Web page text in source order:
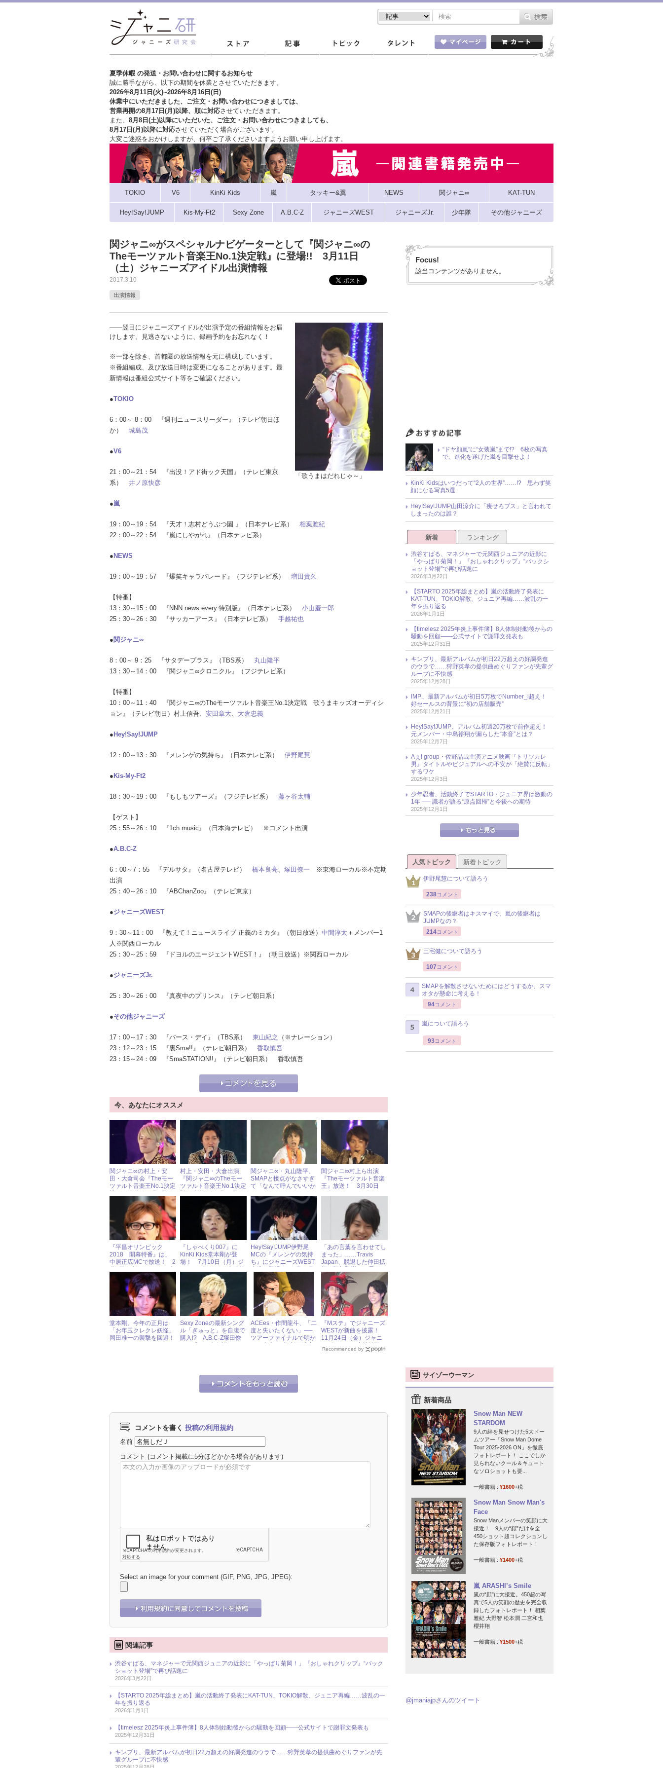
夏季休暇 の発送・お問い合わせに関するお知らせ
誠に勝手ながら、以下の期間を休業とさせていただきます。
2026年8月11日(火)~2026年8月16日(日)
休業中にいただきました、ご注文・お問い合わせにつきましては、
営業再開の8月17日(月)以降、順に対応させていただきます。
また、 8月8日(土)以降にいただいた、ご注文・ お問い合わせにつきましても、
8月17日(月)以降に対応させていただく場合がございます。
大変ご迷惑をおかけしますが、 何卒ご了承くださいますようお願い申し上げます。
TOKIO V6 KinKi Kids 嵐 タッキー&翼 NEWS 関ジャニ∞ KAT-TUN
Hey!Say!JUMP Kis-My-Ft2 Sexy Zone A.B.C-Z ジャニーズWEST ジャニーズJr. 少年隊 その他ジャニーズ
関ジャニ∞がスペシャルナビゲーターとして『関ジャニ∞の
Theモーツァルト音楽王No.1決定戦』に登場!! 3月11日
（土）ジャニーズアイドル出演情報
2017.3.10
出演情報
「歌うまはだれじゃ～」
――翌日にジャニーズアイドルが出演予定の番組情報をお届
けします。見逃さないように、録画予約をお忘れなく！
※一部を除き、首都圏の放送情報を元に構成しています。
※番組編成、及び放送日時は変更になることがあります。最
新情報は番組公式サイト等をご確認ください。
●TOKIO
6：00～ 8：00 『週刊ニュースリーダー』（テレビ朝日ほ
か） 城島茂
●V6
21：00～21：54 『出没！アド街ック天国』（テレビ東京
系） 井ノ原快彦
●嵐
19：00～19：54 『天才！志村どうぶつ園 』（日本テレビ系） 相葉雅紀
22：00～22：54 『嵐にしやがれ』（日本テレビ系）
● NEWS
19：00～19：57 『爆笑キャラパレード』（フジテレビ系） 増田貴久
【特番】
13：30～15：00 『NNN news every.特別版』（日本テレビ系） 小山慶一郎
25：30～26：30 『サッカーアース』（日本テレビ系） 手越祐也
● 関ジャニ∞
8：00～ 9：25 『サタデープラス』（TBS系） 丸山隆平
13：30～14：00 『関ジャニ∞クロニクル』（フジテレビ系）
【特番】
10：00～11：40 『関ジャニ∞のTheモーツァルト音楽王No.1決定戦 歌うまキッズオーディシ
ョン』（テレビ朝日）村上信吾、 安田章大、 大倉忠義
● Hey!Say!JUMP
12：00～13：30 『メレンゲの気持ち』（日本テレビ系） 伊野尾慧
● Kis-My-Ft2
18：30～19：00 『もしもツアーズ』（フジテレビ系） 藤ヶ谷太輔
【ゲスト】
25：55～26：10 『1ch music』（日本海テレビ） ※コメント出演
●A.B.C-Z
6：00～7：55 『デルサタ』（名古屋テレビ） 橋本良亮、 塚田僚一 ※東海ローカル※不定期
出演
25：40～26：10 『ABChanZoo』（テレビ東京）
●ジャニーズWEST
9：30～11：00 『教えて！ニュースライブ 正義のミカタ』（朝日放送） 中間淳太 ＋メンバー1
人※関西ローカル
25：30～25：59 『ドヨルのエージェントWEST！』（朝日放送）※関西ローカル
●ジャニーズJr.
25：30～26：00 『真夜中のプリンス』（テレビ朝日系）
●その他ジャニーズ
17：00～17：30 『バース・デイ』（TBS系） 東山紀之
（※ナレーション）
23：12～23：15 『裏Sma!!』（テレビ朝日系） 香取慎吾
23：15～24：09 『SmaSTATION!!』（テレビ朝日系） 香取慎吾
今、あなたにオススメ
関ジャニ∞の村上・安
田・大倉司会『Theモー
ツァルト音楽王No.1決定
（金）ジャニーズアイド
ル出演情報
村上・安田・大倉出演
『関ジャニ∞のTheモー
ツァルト音楽王No.1決定
（金）ジャニーズアイド
ル出演情報
関ジャニ∞・丸山隆平、
SMAPと接点がなさすぎ
て「なんて呼んでいいか
関ジャニ∞村上ら出演
『Theモーツァルト音楽
王』放送！ 3月30日
『平昌オリンピック
2018 開幕特番』は、
中居正広MCで放送！ 2
アイドル出演情報
『しゃべくり007』に
KinKi Kids堂本剛が登
場！ 7月10日（月）ジ
Hey!Say!JUMP伊野尾
MCの『メレンゲの気持
ち』にジャニーズWEST
（土）ジャニーズアイド
ル出演情報
「あの言葉を言わせてし
まった」……Travis
Japan、脱退した仲田拡
語る！
堂本剛、今年の正月は
「お年玉クレクレ妖怪」
岡田准一の襲撃を回避！
Sexy Zoneの最新シング
ル「ぎゅっと」を自腹で
購入!? A.B.C-Z塚田僚
ACEes・作間龍斗、「二
度と失いたくない」──
ツアーファイナルで明か
『Mステ』でジャニーズ
WESTが新曲を披露！
11月24日（金）ジャニ
Recommended by
コメントを書く 投稿の利用規約
名前
コメント (コメント掲載に5分ほどかかる場合があります)
Select an image for your comment (GIF, PNG, JPG, JPEG):
関連記事
渋谷すばる、マネジャーで元関西ジュニアの近影に「やっぱり菊岡！」『おしゃれクリップ』“バック
ショット登場”で再び話題に
2026年3月22日
【STARTO 2025年総まとめ】嵐の活動終了発表にKAT-TUN、TOKIO解散、ジュニア再編……波乱の一
年を振り返る
2026年1月1日
【timelesz 2025年炎上事件簿】8人体制始動後からの騒動を回顧――公式サイトで謝罪文発表も
2025年12月31日
キンプリ、最新アルバムが初日22万超えの好調発進のウラで……狩野英孝の提供曲めぐりファンが先
輩グループに不快感
Focus!
該当コンテンツがありません。
“ドヤ顔嵐”に“女装嵐”まで!? 6枚の写真
で、進化を遂げた嵐を目撃せよ！
KinKi Kidsはいつだって“2人の世界”……!? 思わず笑
顔になる写真5選
Hey!Say!JUMP山田涼介に「痩せろブス」と言われて
しまったのは誰？
新着 ランキング
渋谷すばる、マネジャーで元関西ジュニアの近影に
「やっぱり菊岡！」『おしゃれクリップ』“バックシ
ョット登場”で再び話題に
2026年3月22日
【STARTO 2025年総まとめ】嵐の活動終了発表に
KAT-TUN、TOKIO解散、ジュニア再編……波乱の一
年を振り返る
2026年1月1日
【timelesz 2025年炎上事件簿】8人体制始動後からの
騒動を回顧――公式サイトで謝罪文発表も
2025年12月31日
キンプリ、最新アルバムが初日22万超えの好調発進
のウラで……狩野英孝の提供曲めぐりファンが先輩グ
ループに不快感
2025年12月28日
IMP.、最新アルバムが初日5万枚でNumber_i超え！
好セールスの背景に“初の店舗販売”
2025年12月21日
Hey!Say!JUMP、アルバム初週20万枚で前作超え！
元メンバー・中島裕翔が漏らした“本音”とは？
2025年12月7日
Aぇ! group・佐野晶哉主演アニメ映画『トリツカレ
男』タイトルやビジュアルへの不安が「絶賛に反転」
するワケ
2025年12月3日
少年忍者、活動終了でSTARTO・ジュニア界は激動の
1年 ── 識者が語る“原点回帰”と今後への期待
2025年12月1日
人気トピック 新着トピック
伊野尾慧について語ろう
238コメント
SMAPの後継者はキスマイで、嵐の後継者は
JUMPなの？
214コメント
三宅健について語ろう
107 コメント
SMAPを解散させないためにはどうするか、スマ
オタが懸命に考える！
94コメント
嵐について語ろう
93コメント
サイゾーウーマン
新着商品
Snow Man NEW
STARDOM
9人の絆を見せつけた5大ドー
ムツアー「Snow Man Dome
Tour 2025-2026 ON」を徹底
フォトレポート！ ここでしか
見られないクール＆キュート
なソロショットも要...
一般書籍 : ¥1600+税
Snow Man Snow Man's
Face
Snow Manメンバーの笑顔に大
接近！ 9人の“顔”だけを全
450ショット超コレクションし
た保存版フォトレポート！
一般書籍 : ¥1400+税
嵐 ARASHI’s Smile
嵐の“顔”に大接近。450超の写
真で5人の笑顔の歴史を完全収
録したフォトレポート！ 相葉
雅紀 大野智 松本潤 二宮和也
櫻井翔
一般書籍 : ¥1500+税
@jmaniajpさんのツイート